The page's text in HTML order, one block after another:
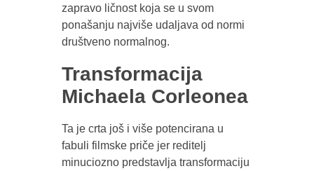
zapravo ličnost koja se u svom
ponašanju najviše udaljava od normi
društveno normalnog.
Transformacija
Michaela Corleonea
Ta je crta još i više potencirana u
fabuli filmske priče jer reditelj
minuciozno predstavlja transformaciju